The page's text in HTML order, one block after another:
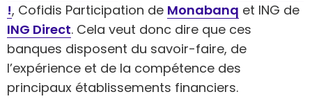
!, Cofidis Participation de Monabanq et ING de
ING Direct. Cela veut donc dire que ces
banques disposent du savoir-faire, de
l’expérience et de la compétence des
principaux établissements financiers.